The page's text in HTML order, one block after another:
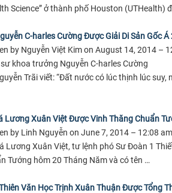
Science” ở thành phố Houston (UTHealth)
C-harles Cường Được Giải Di Sản Gốc Á
by Nguyễn Việt Kim on August 14, 2014 –
khoa trưởng Nguyễn C-harles Cường
Trãi viết: “Đất nước có lúc thịnh lúc
Lương Xuân Việt Được Vinh Thăng Chuẩn
by Linh Nguyễn on June 7, 2014 – 12:08
Lương Xuân Việt, tư lệnh phó Sư Đoàn 1
Tướng hôm 20 Tháng Năm và có tên …
Văn Học Trịnh Xuân Thuận Được Tổng